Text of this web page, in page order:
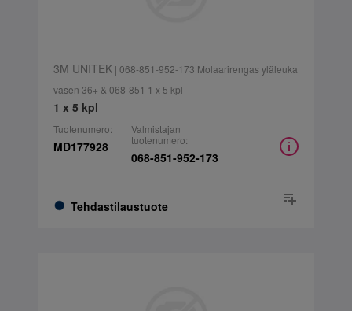
3M UNITEK| 068-851-952-173 Molaarirengas yläleuka
vasen 36+ & 068-851 1 x 5 kpl
1 x 5 kpl
Tuotenumero:
MD177928
Tehdastilaustuote
Valmistajan
tuotenumero:
068-851-952-173